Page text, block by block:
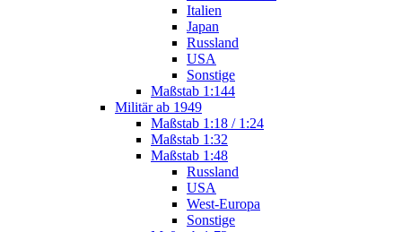
Italien
Japan
Russland
USA
Sonstige
Maßstab 1:144
Militär ab 1949
Maßstab 1:18 / 1:24
Maßstab 1:32
Maßstab 1:48
Russland
USA
West-Europa
Sonstige